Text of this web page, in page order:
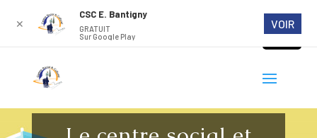
✕
CSC E. Bantigny
GRATUIT
Sur Google Play
VOIR